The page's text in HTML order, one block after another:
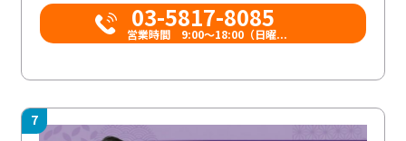
03-5817-8085
営業時間 9:00～18:00（日曜...
7